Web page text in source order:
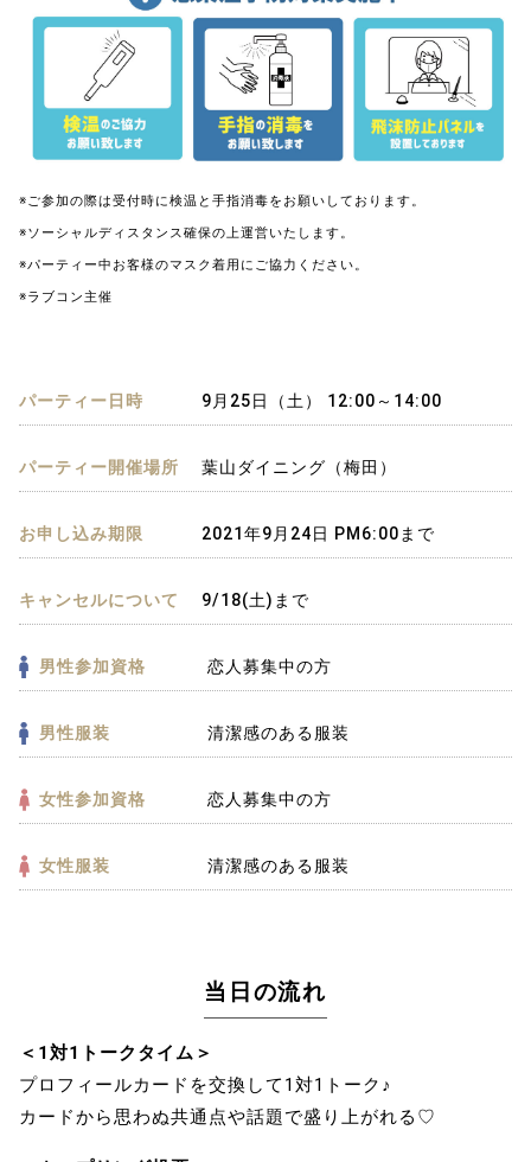
※ご参加の際は受付時に検温と手指消毒をお願いしております。
※ソーシャルディスタンス確保の上運営いたします。
※パーティー中お客様のマスク着用にご協力ください。
※ラブコン主催
パーティー日時 9月25日（土） 12:00～14:00
パーティー開催場所 葉山ダイニング（梅田）
お申し込み期限 2021年9月24日 PM6:00まで
キャンセルについて 9/18(土)まで
男性参加資格 恋人募集中の方
男性服装 清潔感のある服装
女性参加資格 恋人募集中の方
女性服装 清潔感のある服装
当日の流れ
＜1対1トークタイム＞
プロフィールカードを交換して1対1トーク♪
カードから思わぬ共通点や話題で盛り上がれる♡